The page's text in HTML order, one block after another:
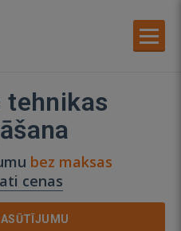
tehnikas
bez maksas
cenas